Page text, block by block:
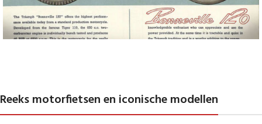
Reeks motorfietsen en iconische modellen